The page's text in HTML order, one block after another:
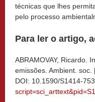
técnicas que lhes
pelo processo
Para ler o artigo,
ABRAMOVAY, Ricardo.
emissões. Ambient.
DOI: 10.1590/S1414-